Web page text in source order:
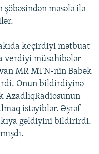
şöbəsindən məsələ ilə
keçirdiyi mətbuat
verdiyi müsahibələr
MR MTN-nin Babək
Onun bildirdiyinə
AzadlıqRadiosunun
istəyiblər. Əşrəf
gəldiyini bildirirdi.